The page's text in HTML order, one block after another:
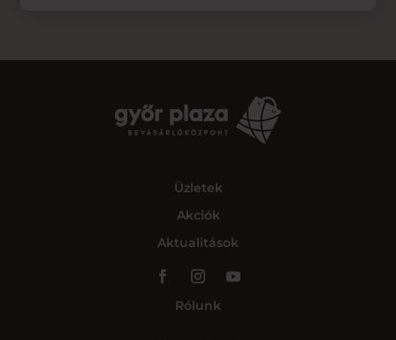
Üzletek
Akciók
Aktualitások
Rólunk